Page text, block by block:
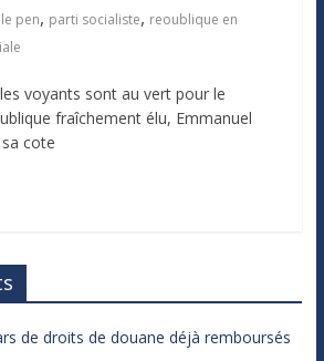
pen, parti socialiste, reoublique en
voyants sont au vert pour le
fraîchement élu, Emmanuel
cote
de droits de douane déjà remboursés